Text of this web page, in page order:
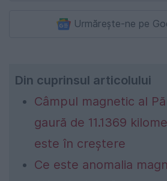
Urmărește-ne pe
Din cuprinsul articolului
Câmpul magnetic al
gaură de 11.1369
este în creștere
Ce este anomalia